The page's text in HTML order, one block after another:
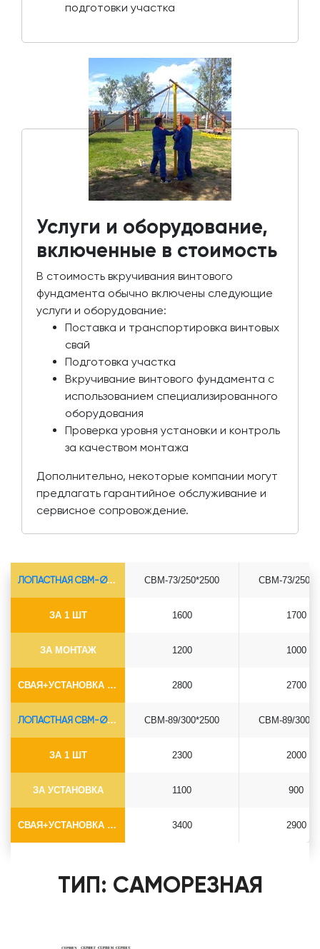
подготовки участка
Услуги и оборудование,
включенные в стоимость
В стоимость вкручивания винтового
фундамента обычно включены следующие
услуги и оборудование:
Поставка и транспортировка винтовых
свай
Подготовка участка
Вкручивание винтового фундамента с
использованием специализированного
оборудования
Проверка уровня установки и контроль
за качеством монтажа
Дополнительно, некоторые компании могут
предлагать гарантийное обслуживание и
сервисное сопровождение.
ЛОПАСТНАЯ СВМ-Ø73*5.5
ЗА 1 ШТ
ЗА МОНТАЖ
СВАЯ+УСТАНОВКА (БЕЗ ОГОЛОВКА)
СВМ-73/250*2500
1600
1200
2800
СВМ-73/
1700
1000
2700
ЛОПАСТНАЯ СВМ-Ø89*6.5
ЗА 1 ШТ
ЗА УСТАНОВКА
СВАЯ+УСТАНОВКА (БЕЗ ОГОЛОВКА)
СВМ-89/300*2500
2300
1100
3400
СВМ-89/
2000
900
2900
ТИП: САМОРЕЗНАЯ